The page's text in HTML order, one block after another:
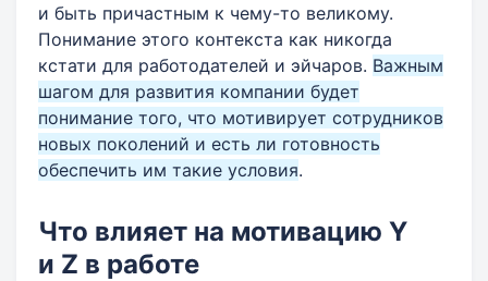
и быть причастным к чему-то великому.
Понимание этого контекста как никогда
кстати для работодателей и эйчаров. Важным
шагом для развития компании будет
понимание того, что мотивирует сотрудников
новых поколений и есть ли готовность
обеспечить им такие условия.
Что влияет на мотивацию Y
и Z в работе